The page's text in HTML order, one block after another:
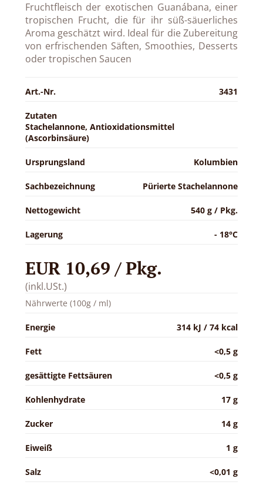
Fruchtfleisch der exotischen Guanábana, einer
tropischen Frucht, die für ihr süß-säuerliches
Aroma geschätzt wird. Ideal für die Zubereitung
von erfrischenden Säften, Smoothies, Desserts
oder tropischen Saucen
Art.-Nr. 3431
Zutaten
Stachelannone, Antioxidationsmittel
(Ascorbinsäure)
Ursprungsland Kolumbien
Sachbezeichnung Pürierte Stachelannone
Nettogewicht 540 g / Pkg.
Lagerung - 18°C
EUR 10,69 / Pkg.
(inkl.USt.)
Nährwerte (100g / ml)
Energie 314 kJ / 74 kcal
Fett <0,5 g
gesättigte Fettsäuren <0,5 g
Kohlenhydrate 17 g
Zucker 14 g
Eiweiß 1 g
Salz <0,01 g